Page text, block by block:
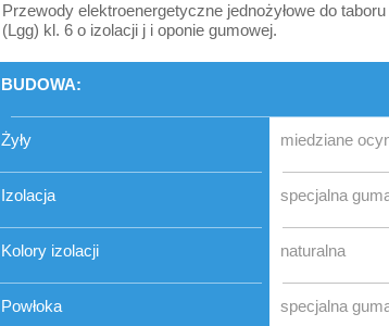
Przewody elektroenergetyczne jednożyłowe do
(Lgg) kl. 6 o izolacji j i oponie gumowej.
BUDOWA:
Żyły miedziane
Izolacja specjalna
Kolory izolacji naturalna
Powłoka specjalna